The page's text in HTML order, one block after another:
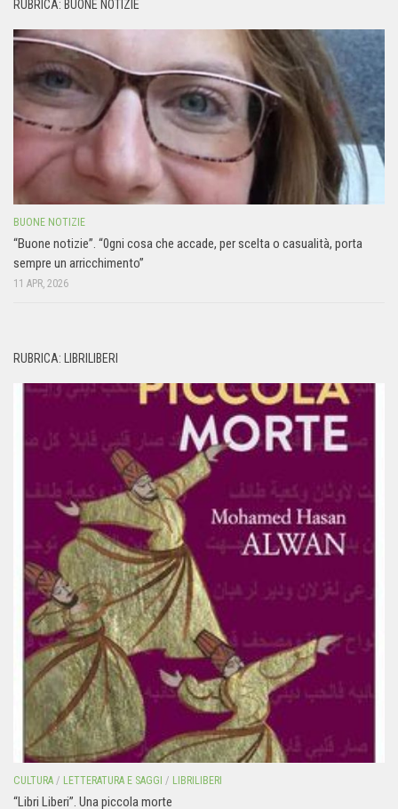
RUBRICA: BUONE NOTIZIE
BUONE NOTIZIE
“Buone notizie”. “0gni cosa che accade, per scelta o casualità, porta
sempre un arricchimento”
11 APR, 2026
RUBRICA: LIBRILIBERI
CULTURA / LETTERATURA E SAGGI / LIBRILIBERI
“Libri Liberi”. Una piccola morte